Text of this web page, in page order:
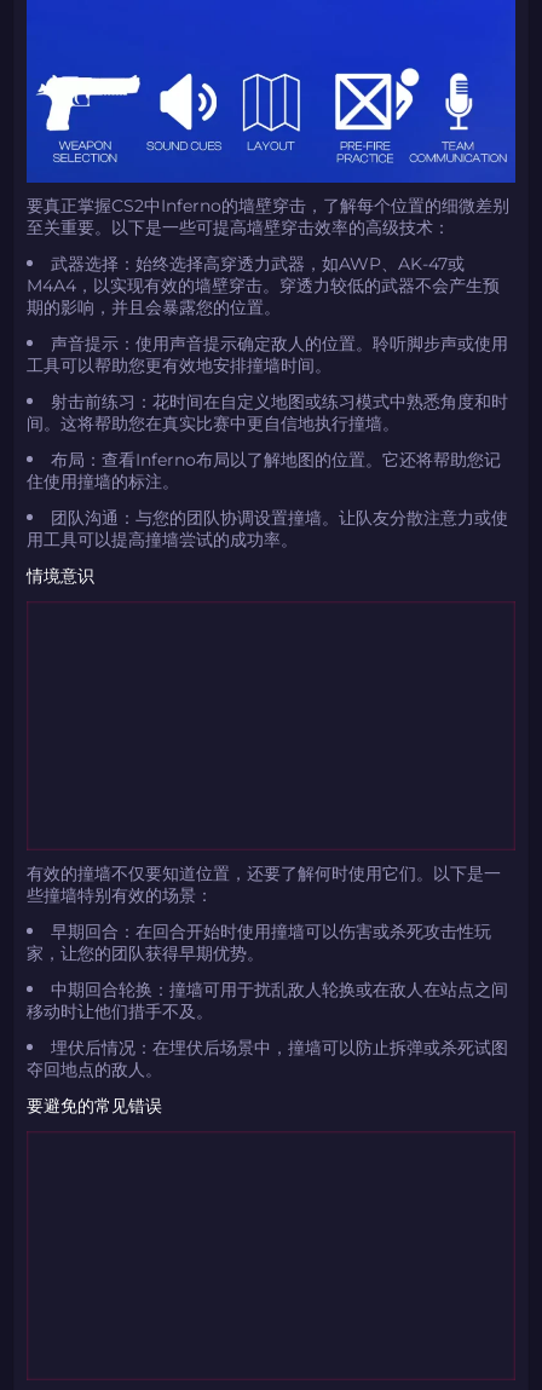
带上你的促销代码
2024LONG
复制到剪贴板
如何使用促销代码
带上你的促销代码
如何使用促销代码
带上你的促销代码
由KARRIGAN倾情推荐
团队 THE MONGOLZ
CS2CODES.CN社区与电子竞技
要真正掌握CS2中Inferno的墙壁穿击，了解每个位置的细微差别
至关重要。以下是一些可提高墙壁穿击效率的高级技术：
武器选择：始终选择高穿透力武器，如AWP、AK-47或
M4A4，以实现有效的墙壁穿击。穿透力较低的武器不会产生预
期的影响，并且会暴露您的位置。
声音提示：使用声音提示确定敌人的位置。聆听脚步声或使用
工具可以帮助您更有效地安排撞墙时间。
射击前练习：花时间在自定义地图或练习模式中熟悉角度和时
间。这将帮助您在真实比赛中更自信地执行撞墙。
布局：查看Inferno布局以了解地图的位置。它还将帮助您记
住使用撞墙的标注。
团队沟通：与您的团队协调设置撞墙。让队友分散注意力或使
用工具可以提高撞墙尝试的成功率。
情境意识
有效的撞墙不仅要知道位置，还要了解何时使用它们。以下是一
些撞墙特别有效的场景：
早期回合：在回合开始时使用撞墙可以伤害或杀死攻击性玩
家，让您的团队获得早期优势。
中期回合轮换：撞墙可用于扰乱敌人轮换或在敌人在站点之间
移动时让他们措手不及。
埋伏后情况：在埋伏后场景中，撞墙可以防止拆弹或杀死试图
夺回地点的敌人。
要避免的常见错误